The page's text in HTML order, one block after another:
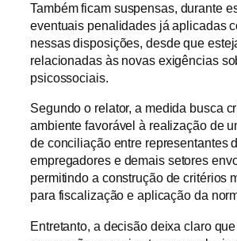
Também ficam suspensas, durante
eventuais penalidades já aplicadas
nessas disposições, desde que
relacionadas às novas exigências
psicossociais.
Segundo o relator, a medida busca
ambiente favorável à realização de
de conciliação entre representantes
empregadores e demais setores
permitindo a construção de critérios
para fiscalização e aplicação da
Entretanto, a decisão deixa claro